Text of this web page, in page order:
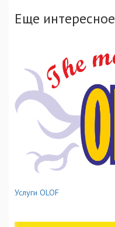
Еще интересное
Услуги OLOF